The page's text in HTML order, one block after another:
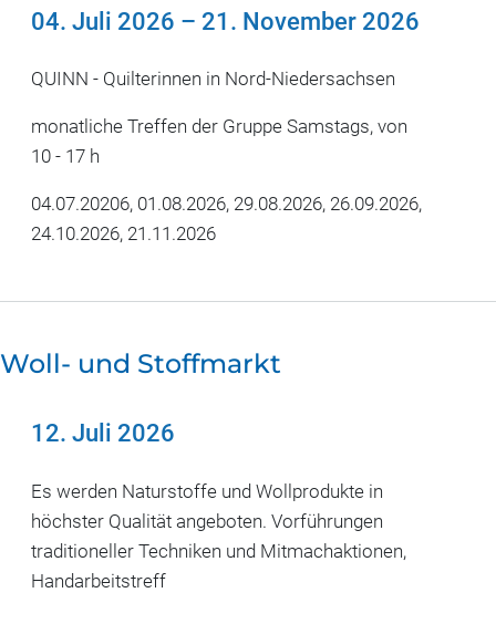
04. Juli 2026 – 21. November 2026
QUINN - Quilterinnen in Nord-Niedersachsen
monatliche Treffen der Gruppe Samstags, von
10 - 17 h
04.07.20206, 01.08.2026, 29.08.2026, 26.09.2026,
24.10.2026, 21.11.2026
Woll- und Stoffmarkt
12. Juli 2026
Es werden Naturstoffe und Wollprodukte in
höchster Qualität angeboten. Vorführungen
traditioneller Techniken und Mitmachaktionen,
Handarbeitstreff